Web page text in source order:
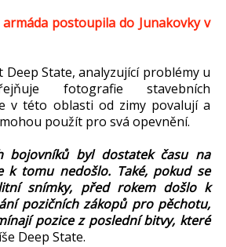
armáda postoupila do Junakovky v
Deep State, analyzující problémy u
fotografie stavebních
v této oblasti od zimy povalují a
použít pro svá opevnění.
bojovníků byl dostatek času na
k tomu nedošlo. Také, pokud se
snímky, před rokem došlo k
pozičních zákopů pro pěchotu,
pozice z poslední bitvy, které
Deep State.